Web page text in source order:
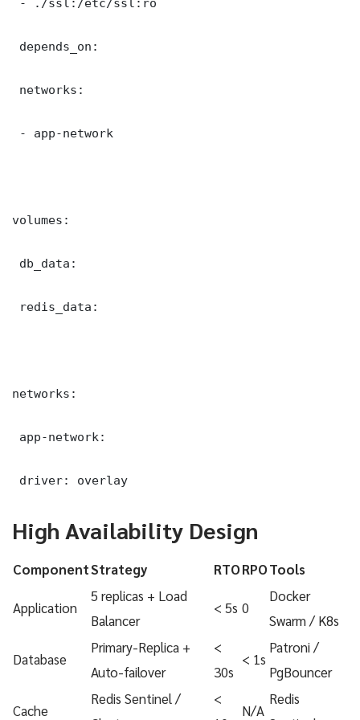
- ./ssl:/etc/ssl:ro
depends_on:
networks:
- app-network
volumes:
db_data:
redis_data:
networks:
app-network:
driver: overlay
High Availability Design
ComponentStrategy RTORPOTools
Application
5 replicas + Load
Balancer
< 5s 0
Docker
Swarm / K8s
Database
Primary-Replica +
Auto-failover
<
30s
< 1s
Patroni /
PgBouncer
Cache
Redis Sentinel /
<
N/A
Redis